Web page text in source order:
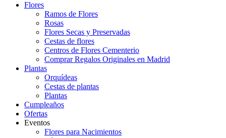
Flores
Ramos de Flores
Rosas
Flores Secas y Preservadas
Cestas de flores
Centros de Flores Cementerio
Comprar Regalos Originales en Madrid
Plantas
Orquídeas
Cestas de plantas
Plantas
Cumpleaños
Ofertas
Eventos
Flores para Nacimientos